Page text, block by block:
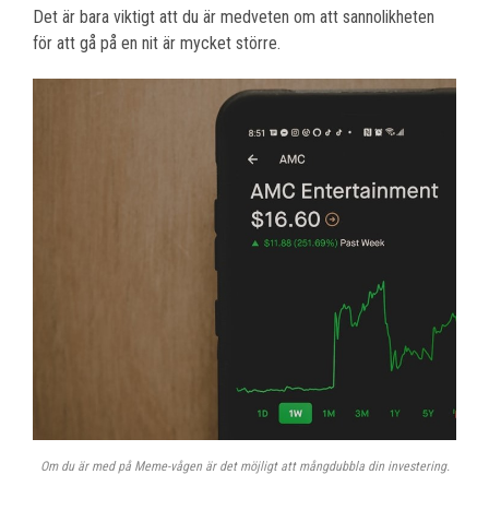
Det är bara viktigt att du är medveten om att sannolikheten
för att gå på en nit är mycket större.
Om du är med på Meme-vågen är det möjligt att mångdubbla din investering.